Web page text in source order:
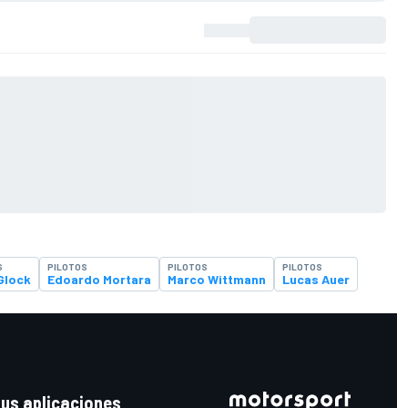
PILOTOS
Edoardo Mortara
PILOTOS
Marco Wittmann
PILOTOS
Lucas Auer
aplicaciones